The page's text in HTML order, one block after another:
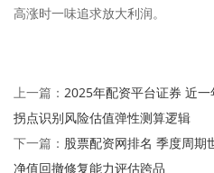
高涨时一味追求放大利润。
上一篇： 2025年配资平台证券 近
拐点识别风险估值弹性测算逻辑
下一篇： 股票配资网排名 季度周期
净值回撤修复能力评估跨品